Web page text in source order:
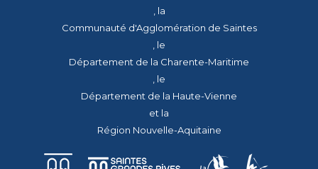
, la
Communauté d'Agglomération de Saintes
, le
Département de la Charente-Maritime
, le
Département de la Haute-Vienne
et la
Région Nouvelle-Aquitaine